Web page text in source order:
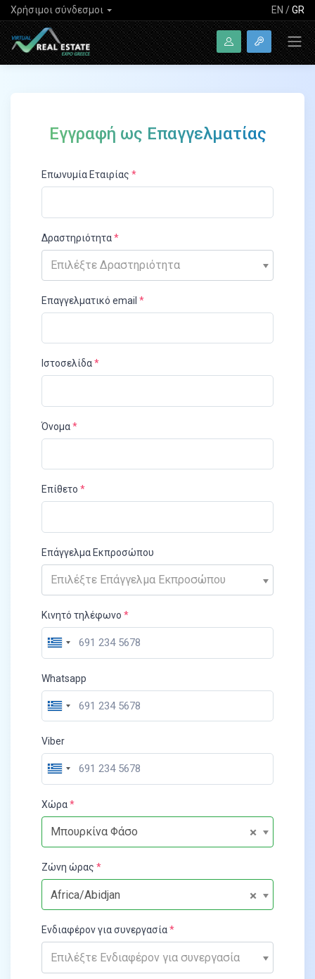
Χρήσιμοι σύνδεσμοι EN /GR
Εγγραφή ως Επαγγελματίας
Επωνυμία Εταιρίας
Δραστηριότητα
Επιλέξτε Δραστηριότητα
Επαγγελματικό email
Ιστοσελίδα
Όνομα
Επίθετο
Επάγγελμα Εκπροσώπου
Επιλέξτε Επάγγελμα Εκπροσώπου
Κινητό τηλέφωνο
Whatsapp
Viber
Χώρα
×
Μπουρκίνα Φάσο
Ζώνη ώρας
×
Africa/Abidjan
Ενδιαφέρον για συνεργασία
Επιλέξτε Ενδιαφέρον για συνεργασία